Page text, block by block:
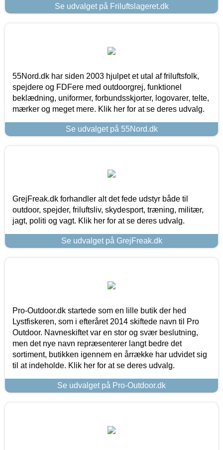
Se udvalget på Friluftslageret.dk
55Nord.dk har siden 2003 hjulpet et utal af friluftsfolk,
spejdere og FDFere med outdoorgrej, funktionel
beklædning, uniformer, forbundsskjorter, logovarer, telte,
mærker og meget mere. Klik her for at se deres udvalg.
Se udvalget på 55Nord.dk
GrejFreak.dk forhandler alt det fede udstyr både til
outdoor, spejder, friluftsliv, skydesport, træning, militær,
jagt, politi og vagt. Klik her for at se deres udvalg.
Se udvalget på GrejFreak.dk
Pro-Outdoor.dk startede som en lille butik der hed
Lystfiskeren, som i efteråret 2014 skiftede navn til Pro
Outdoor. Navneskiftet var en stor og svær beslutning,
men det nye navn repræsenterer langt bedre det
sortiment, butikken igennem en årrække har udvidet sig
til at indeholde. Klik her for at se deres udvalg.
Se udvalget på Pro-Outdoor.dk